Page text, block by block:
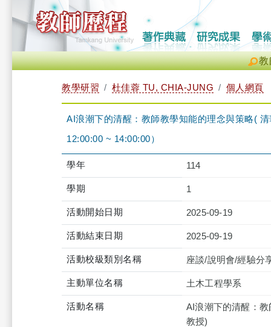
教
教學研習 杜佳蓉 TU, CHIA-JUNG 個人網頁
AI浪潮下的清醒：教師教學知能的理念與策略(
12:00:00 ~ 14:00:00）
學年 114
學期 1
活動開始日期 2025-09-19
活動結束日期 2025-09-19
活動校級類別名稱 座談/說明會/經驗分
主動單位名稱 土木工程學系
活動名稱
AI浪潮下的清醒：
教授)